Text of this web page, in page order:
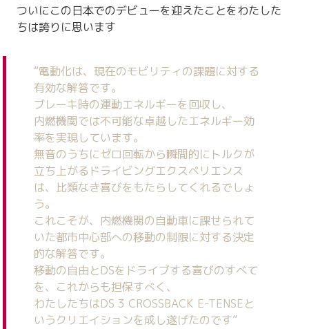
ついにこの日本でのデビューを迎えたことをわたした
ちは誇りに思います
“電動化は、現在のモビリティの課題に対する
有効な解答です。
ブレーキ時の運動エネルギーを回収し、
内燃機関では不可能な卓越したエネルギー効
率を実現しています。
無音のうちにゼロ回転から瞬間的にトルクが
立ち上がるドライビングエクスペリエンス
は、 比類なき喜びをもたらしてくれるでしょ
う。
これこそが、内燃機関の自動車に課せられて
いた都市中心部への移動の制限に対する決定
的な解答です。
移動の自由とDSをドライブする喜びのすべて
を、これからも担保すべく、
わたしたちはDS 3 CROSSBACK E-TENSEと
いうクリエイションを成し遂げたのです”